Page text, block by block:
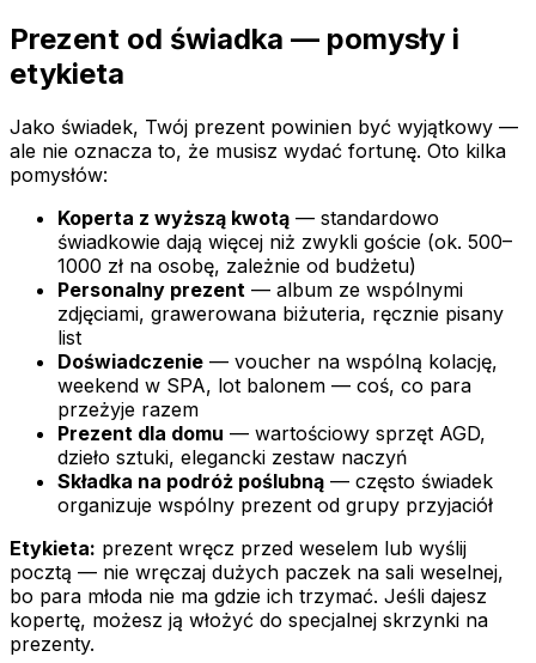
Prezent od świadka — pomysły i
etykieta
Jako świadek, Twój prezent powinien być wyjątkowy —
ale nie oznacza to, że musisz wydać fortunę. Oto kilka
pomysłów:
Koperta z wyższą kwotą — standardowo
świadkowie dają więcej niż zwykli goście (ok. 500–
1000 zł na osobę, zależnie od budżetu)
Personalny prezent — album ze wspólnymi
zdjęciami, grawerowana biżuteria, ręcznie pisany
list
Doświadczenie — voucher na wspólną kolację,
weekend w SPA, lot balonem — coś, co para
przeżyje razem
Prezent dla domu — wartościowy sprzęt AGD,
dzieło sztuki, elegancki zestaw naczyń
Składka na podróż poślubną — często świadek
organizuje wspólny prezent od grupy przyjaciół
Etykieta: prezent wręcz przed weselem lub wyślij
pocztą — nie wręczaj dużych paczek na sali weselnej,
bo para młoda nie ma gdzie ich trzymać. Jeśli dajesz
kopertę, możesz ją włożyć do specjalnej skrzynki na
prezenty.